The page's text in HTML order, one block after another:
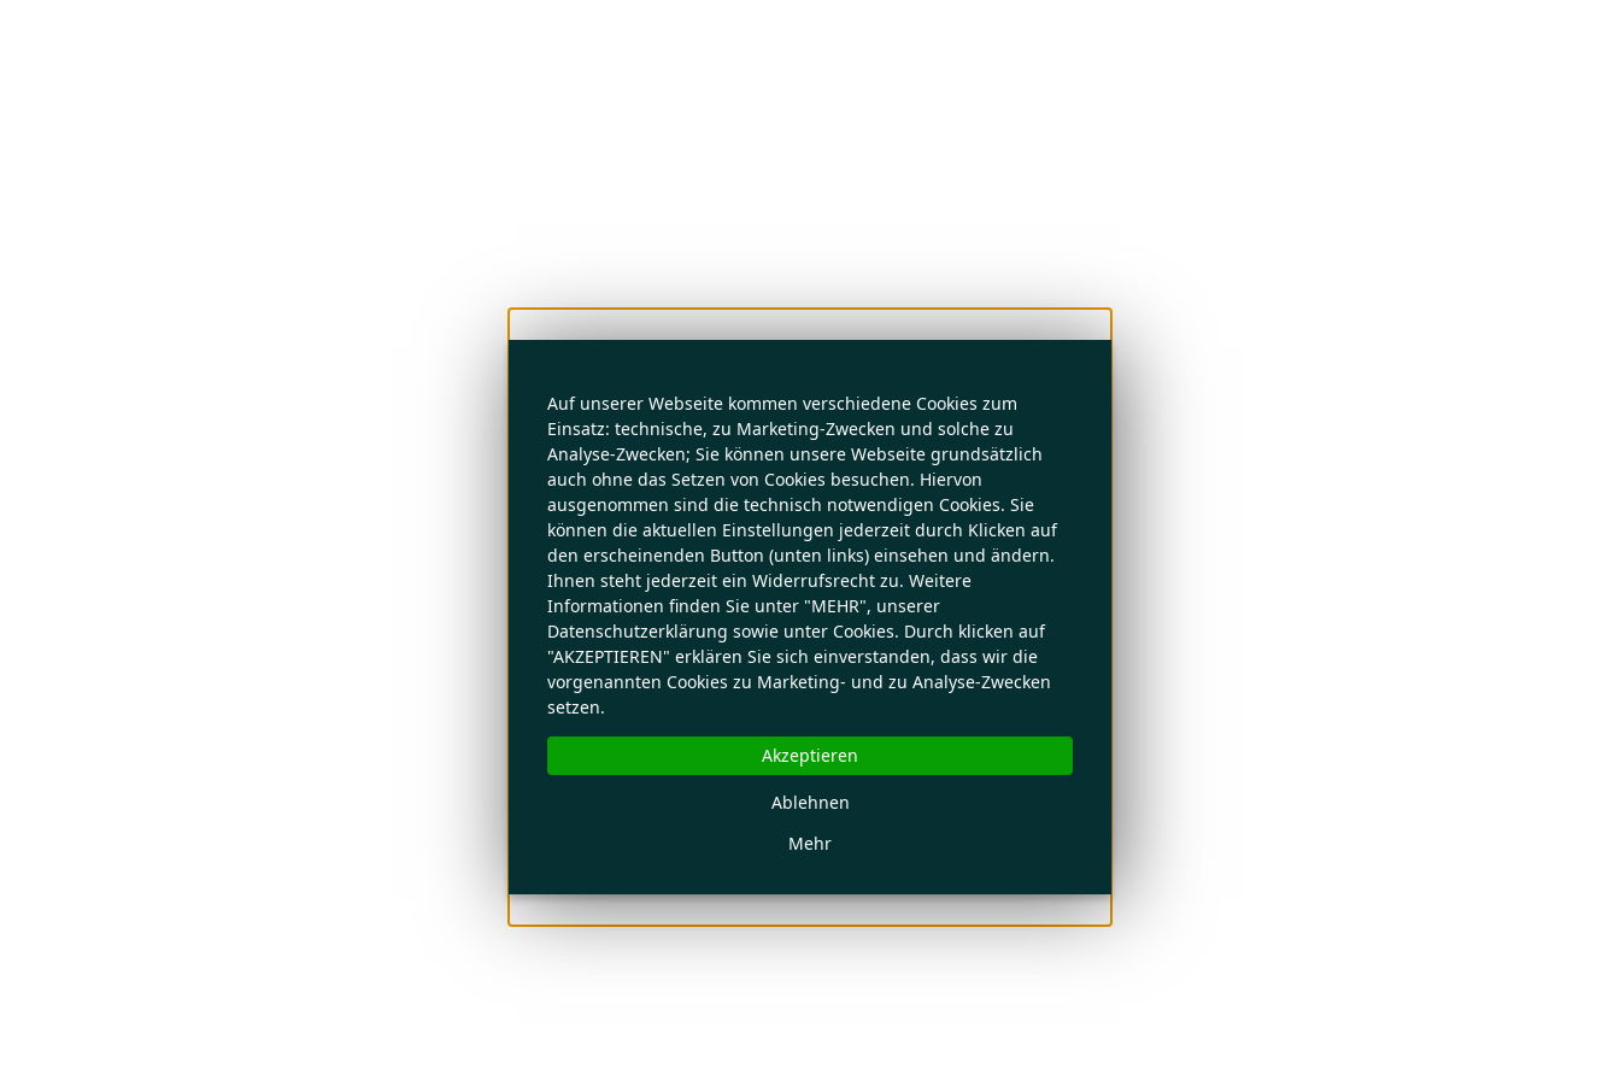
Auf unserer Webseite kommen verschiedene Cookies zum
Einsatz: technische, zu Marketing-Zwecken und solche zu
Analyse-Zwecken; Sie können unsere Webseite grundsätzlich
auch ohne das Setzen von Cookies besuchen. Hiervon
ausgenommen sind die technisch notwendigen Cookies. Sie
können die aktuellen Einstellungen jederzeit durch Klicken auf
den erscheinenden Button (unten links) einsehen und ändern.
Ihnen steht jederzeit ein Widerrufsrecht zu. Weitere
Informationen finden Sie unter "MEHR", unserer
Datenschutzerklärung sowie unter Cookies. Durch klicken auf
"AKZEPTIEREN" erklären Sie sich einverstanden, dass wir die
vorgenannten Cookies zu Marketing- und zu Analyse-Zwecken
setzen.
Mehr
Ablehnen
Akzeptieren